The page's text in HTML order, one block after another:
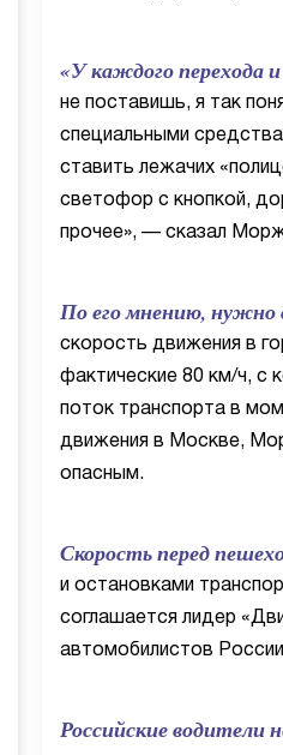
«У каждого перехода
не поставишь, я так
специальными
ставить лежачих
светофор с кнопкой,
прочее», — сказал
По его мнению,
скорость движения в
фактические 80 км/ч, с
поток транспорта в
движения в Москве,
опасным.
Скорость перед
и остановками
соглашается лидер
автомобилистов
Российские водители